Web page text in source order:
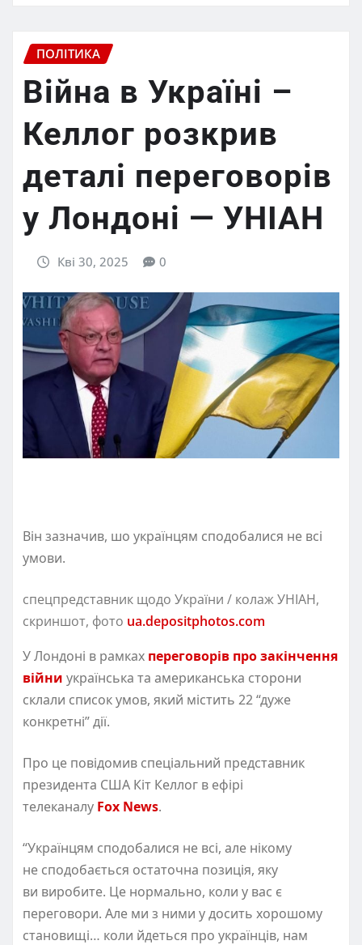
ПОЛІТИКА
Війна в Україні –
Келлог розкрив
деталі переговорів
у Лондоні — УНІАН
Кві 30, 2025 0
Він зазначив, шо українцям сподобалися не всі
умови.
спецпредставник щодо України / колаж УНІАН,
скриншот, фото ua.depositphotos.com
У Лондоні в рамках переговорів про закінчення
війни українська та американська сторони
склали список умов, який містить 22 “дуже
конкретні” дії.
Про це повідомив спеціальний представник
президента США Кіт Келлог в ефірі
телеканалу Fox News.
“Українцям сподобалися не всі, але нікому
не сподобається остаточна позиція, яку
ви виробите. Це нормально, коли у вас є
переговори. Але ми з ними у досить хорошому
становищі… коли йдеться про українців, нам